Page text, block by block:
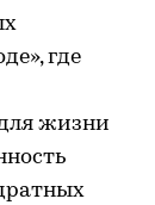
где
жизни